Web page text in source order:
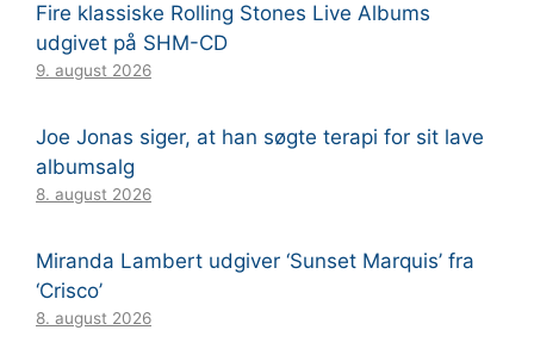
Fire klassiske Rolling Stones Live Albums
udgivet på SHM-CD
9. august 2026
Joe Jonas siger, at han søgte terapi for sit lave
albumsalg
8. august 2026
Miranda Lambert udgiver ‘Sunset Marquis’ fra
‘Crisco’
8. august 2026